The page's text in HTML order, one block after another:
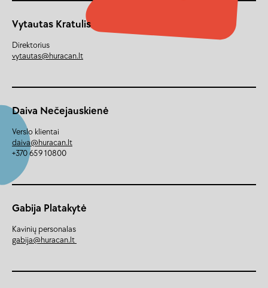
Vytautas Kratulis
Direktorius
vytautas@huracan.lt
Daiva Nečejauskienė
Verslo klientai
daiva@huracan.lt
+370 659 10800
Gabija Platakytė
Kavinių personalas
gabija@huracan.lt